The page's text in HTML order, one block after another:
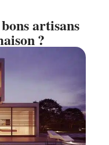
artisans
?